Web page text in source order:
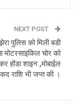
NEXT POST
पुलिस को मिली बडी
चोर को
होंडा शाइन ,मोबाईल
राशि भी जप्त की ।